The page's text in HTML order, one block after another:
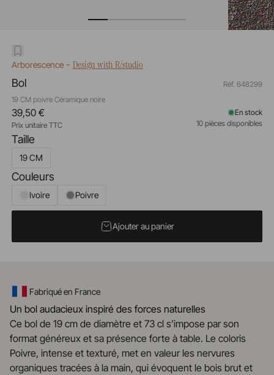
Arborescence- Design with R/studio
Bol
19 CM poivre Céramique noire
Réf. 648299
Taille
19 CM
Couleurs
Ivoire Poivre
39,50 €
Prix unitaire TTC
En stock
10 pièces disponibles
Ajouter au panier
Fabriqué en France
Un bol audacieux inspiré des forces naturelles
Ce bol de 19 cm de diamètre et 73 cl s’impose par son
format généreux et sa présence forte à table. Le coloris
Poivre, intense et texturé, met en valeur les nervures
organiques tracées à la main, qui évoquent le bois brut et